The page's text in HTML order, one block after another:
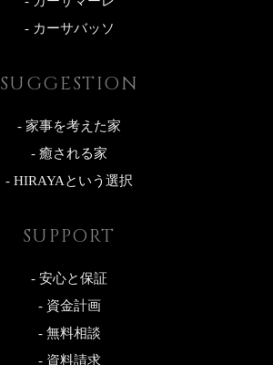
- カーサバッソ
SUGGESTION
- 家事を考えた家
- 癒される家
- HIRAYAという選択
SUPPORT
- 安心と保証
- 資金計画
- 無料相談
- 資料請求